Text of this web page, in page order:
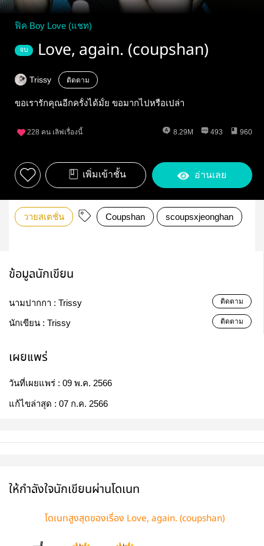
ฟิค Boy Love (แชท)
จบ Love, again. (coupshan)
Trissy ติดตาม
ขอเรารักคุณอีกครั้งได้มั้ย ขอมากไปหรือเปล่า
228 คน เลิฟเรื่องนี้ 8.29M 493 960
เพิ่มเข้าชั้น อ่านเลย
วายสเตชั่น Coupshan scoupsxjeonghan
ข้อมูลนักเขียน
นามปากกา : Trissy ติดตาม
นักเขียน : Trissy ติดตาม
เผยแพร่
วันที่เผยแพร่ : 09 พ.ค. 2566
แก้ไขล่าสุด : 07 ก.ค. 2566
ให้กำลังใจนักเขียนผ่านโดเนท
โดเนทสูงสุดของเรื่อง Love, again. (coupshan)